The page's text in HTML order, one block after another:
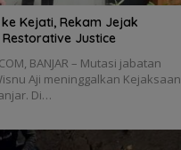
Kejati, Rekam Jejak
Justice
BANJAR – Mutasi jabatan
Aji meninggalkan Kejaksaan
Di…